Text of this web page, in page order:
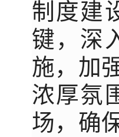
制度建
键，深
施，加
浓厚氛
场，确